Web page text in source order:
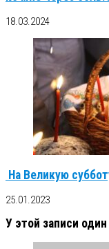
18.03.2024
На Великую
25.01.2023
У этой записи